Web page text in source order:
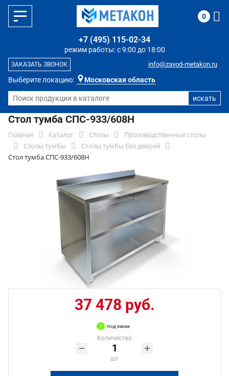
Выберите локацию: Московская область
режим работы: с 9:00 до 18:00
+7 (495) 115-02-34
info@zavod-metakon.ru
ЗАКАЗАТЬ ЗВОНОК
0
Стол тумба СПС-933/608Н
Главная Каталог Столы
Производственные столы
Столы тумбы
Столы тумбы без дверей
Стол тумба СПС-933/608Н
37 478 руб.
под заказ
Количество
шт